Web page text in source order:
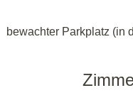
bewachter Parkplatz (in